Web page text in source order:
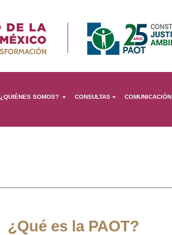
¿QUIÉNES SOMOS? CONSULTAS COMUNICACIÓN
¿Qué es la PAOT?